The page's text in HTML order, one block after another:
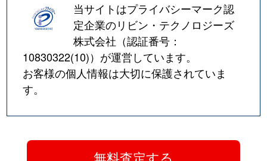
当サイトはプライバシーマーク認
定企業のリビン・テクノロジーズ
株式会社（認証番号：
10830322(10)）が運営しています。
お客様の個人情報は大切に保護されていま
す。